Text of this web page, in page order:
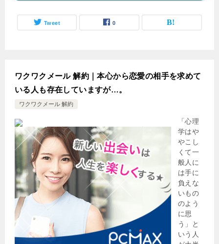
Tweet 0
ワクワクメール 解約｜本心から恋愛の相手を求めて
いる人も存在していますが…。
ワクワクメール 解約
「心理
学はや
やこし
くて一
般人に
は手に
負えな
いもの
のよう
に思
う」と
いう人